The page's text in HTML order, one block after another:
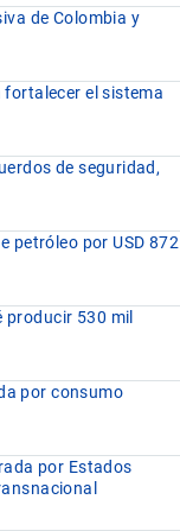
de Colombia y
fortalecer el sistema
de seguridad,
petróleo por USD 872
producir 530 mil
por consumo
por Estados